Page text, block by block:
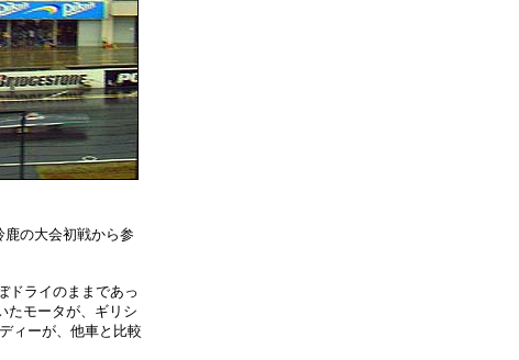
の大会初戦から参
ドライのままであっ
たモータが、ギリシ
ィーが、他車と比較